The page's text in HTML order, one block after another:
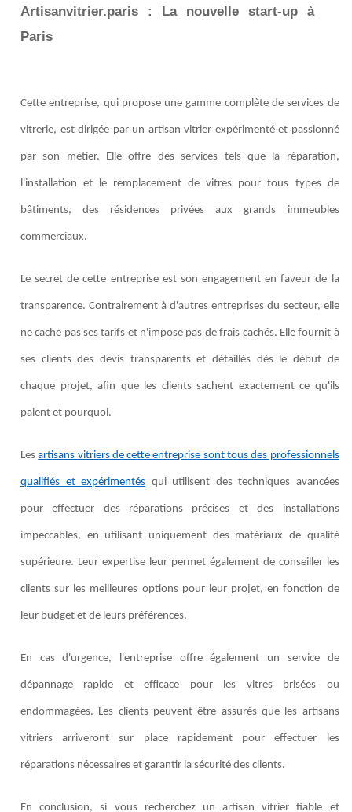
Artisanvitrier.paris : La nouvelle start-up à
Paris
Cette entreprise, qui propose une gamme complète de services de
vitrerie, est dirigée par un artisan vitrier expérimenté et passionné
par son métier. Elle offre des services tels que la réparation,
l'installation et le remplacement de vitres pour tous types de
bâtiments, des résidences privées aux grands immeubles
commerciaux.
Le secret de cette entreprise est son engagement en faveur de la
transparence. Contrairement à d'autres entreprises du secteur, elle
ne cache pas ses tarifs et n'impose pas de frais cachés. Elle fournit à
ses clients des devis transparents et détaillés dès le début de
chaque projet, afin que les clients sachent exactement ce qu'ils
paient et pourquoi.
Lesartisans vitriers de cette entreprise sont tous des professionnels
qualifiés et expérimentés qui utilisent des techniques avancées
pour effectuer des réparations précises et des installations
impeccables, en utilisant uniquement des matériaux de qualité
supérieure. Leur expertise leur permet également de conseiller les
clients sur les meilleures options pour leur projet, en fonction de
leur budget et de leurs préférences.
En cas d'urgence, l'entreprise offre également un service de
dépannage rapide et efficace pour les vitres brisées ou
endommagées. Les clients peuvent être assurés que les artisans
vitriers arriveront sur place rapidement pour effectuer les
réparations nécessaires et garantir la sécurité des clients.
En conclusion, si vous recherchez un artisan vitrier fiable et